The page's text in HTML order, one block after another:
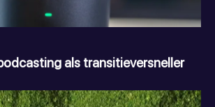
als transitieversneller